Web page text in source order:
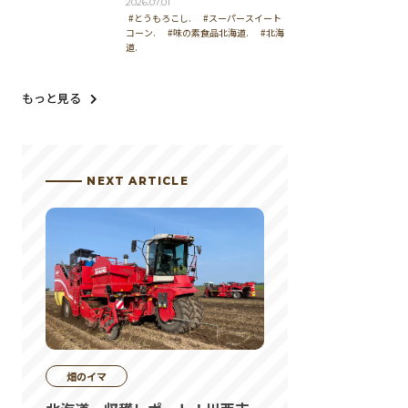
#とうもろこし.
#スーパースイート
コーン.
#味の素食品北海道.
#北海
道.
もっと見る
NEXT ARTICLE
畑のイマ